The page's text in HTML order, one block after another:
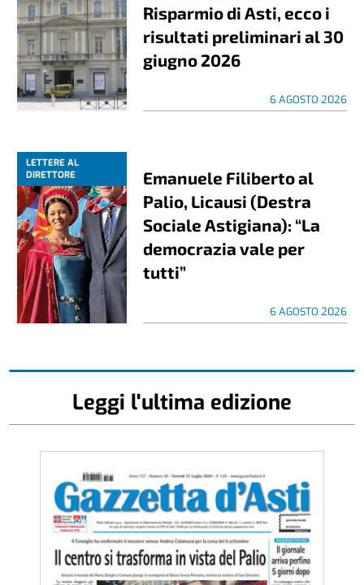
Risparmio di Asti, ecco i
risultati preliminari al 30
giugno 2026
6 AGOSTO 2026
LETTERE AL
DIRETTORE
Emanuele Filiberto al
Palio, Licausi (Destra
Sociale Astigiana): “La
democrazia vale per
tutti”
6 AGOSTO 2026
Leggi l'ultima edizione